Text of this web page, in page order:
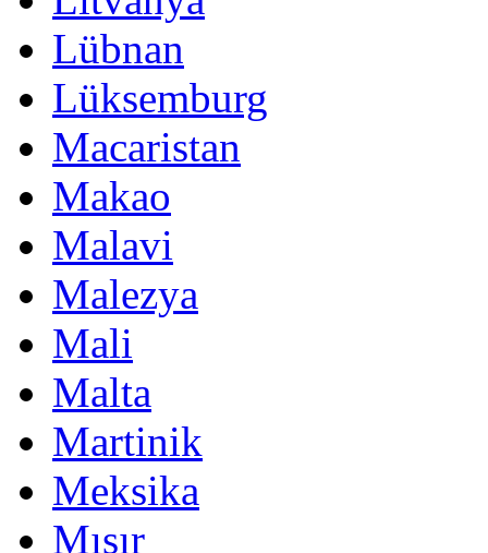
Lübnan
Lüksemburg
Macaristan
Makao
Malavi
Malezya
Mali
Malta
Martinik
Meksika
Mısır